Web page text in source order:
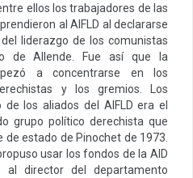
ellos los trabajadores de las
al AIFLD al declararse
liderazgo de los comunistas
de Allende. Fue así que la
a concentrarse en los
y los gremios. Los
los aliados del AIFLD era el
grupo político derechista que
estado de Pinochet de 1973.
usar los fondos de la AID
al director del departamento